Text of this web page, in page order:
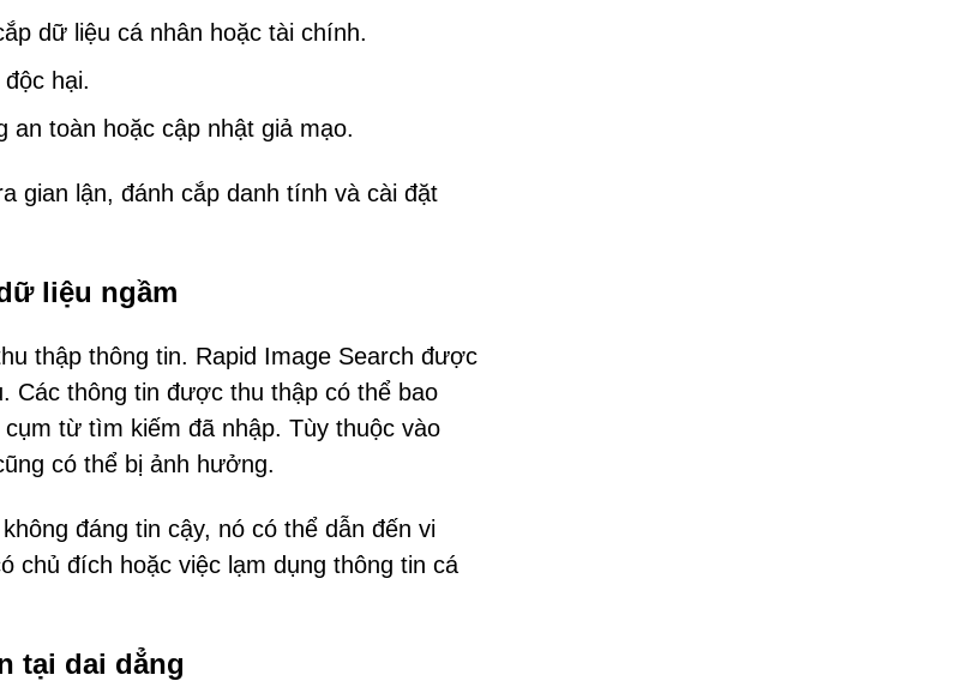
dữ liệu cá nhân hoặc tài chính.
hại.
an toàn hoặc cập nhật giả mạo.
gian lận, đánh cắp danh tính và cài đặt
liệu ngầm
thập thông tin. Rapid Image Search được
Các thông tin được thu thập có thể bao
từ tìm kiếm đã nhập. Tùy thuộc vào
có thể bị ảnh hưởng.
đáng tin cậy, nó có thể dẫn đến vi
chủ đích hoặc việc lạm dụng thông tin cá
tại dai dẳng